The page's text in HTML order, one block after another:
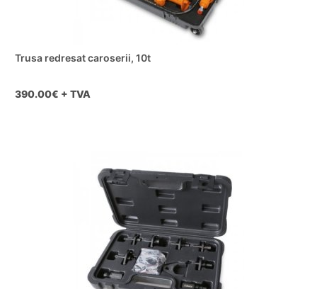
Trusa redresat caroserii, 10t
390.00€ + TVA